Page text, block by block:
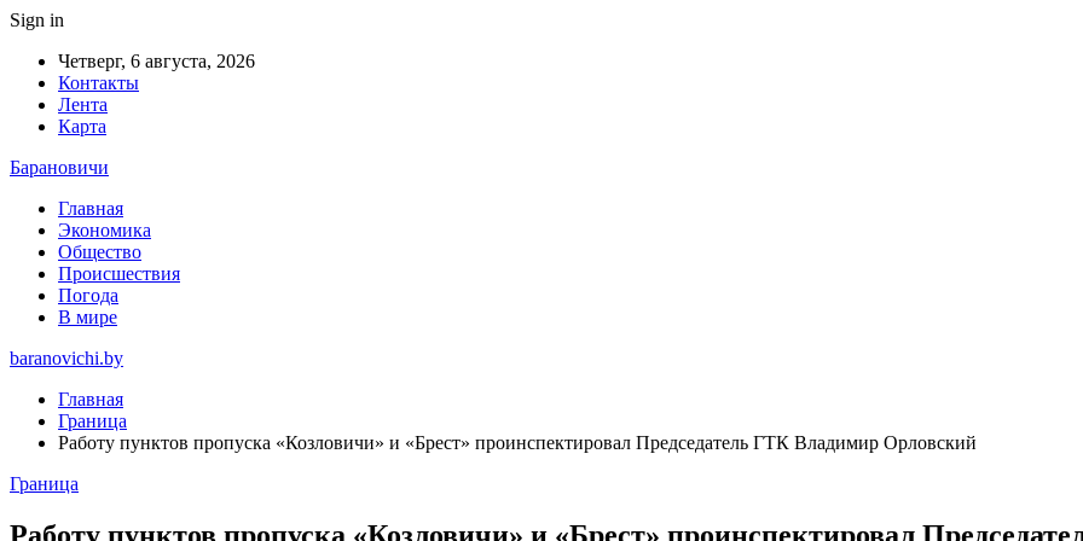
Sign in
Четверг, 6 августа, 2026
Контакты
Лента
Карта
Барановичи
Главная
Экономика
Общество
Происшествия
Погода
В мире
baranovichi.by
Главная
Граница
Работу пунктов пропуска «Козловичи» и «Брест» проинспектировал Председатель ГТК Владимир Орловский
Граница